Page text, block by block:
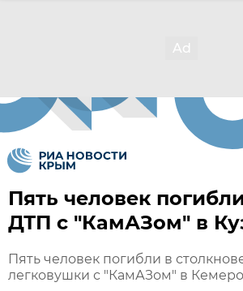
Пять человек
ДТП с "КамАЗом" в
Пять человек погибли в
легковушки с "КамАЗом" в